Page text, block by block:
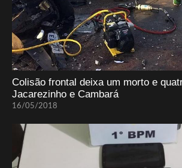
Colisão frontal deixa um morto e
Jacarezinho e Cambará
16/05/2018